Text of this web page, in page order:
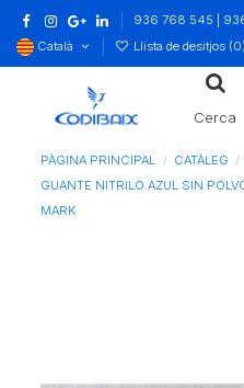
936 768 545 |
Català
Llista de desitjos (0)
Cerca
PÀGINA PRINCIPAL CATÀLEG
GUANTE NITRILO AZUL SIN
MARK